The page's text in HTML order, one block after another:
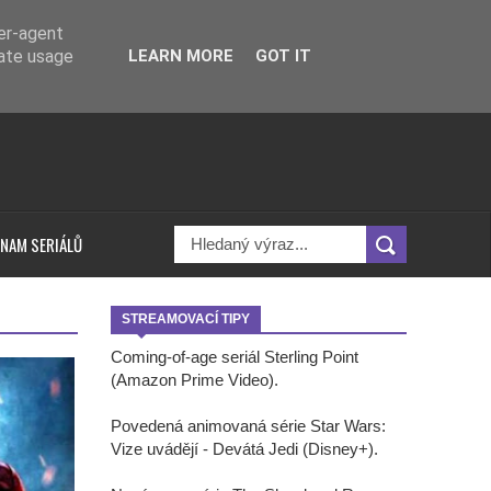
SERIÁLŮ
STREAMOVACÍ TIPY
Coming-of-age seriál Sterling Point
(Amazon Prime Video).
Povedená animovaná série Star Wars:
Vize uvádějí - Devátá Jedi (Disney+).
agent
usage
LEARN MORE GOT IT